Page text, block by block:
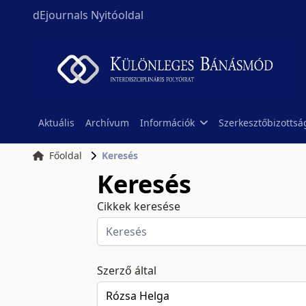
dEjournals Nyitóoldal
Aktuális Archívum Információk
Főoldal Keresés
Keresés
Cikkek keresése
Szerző által